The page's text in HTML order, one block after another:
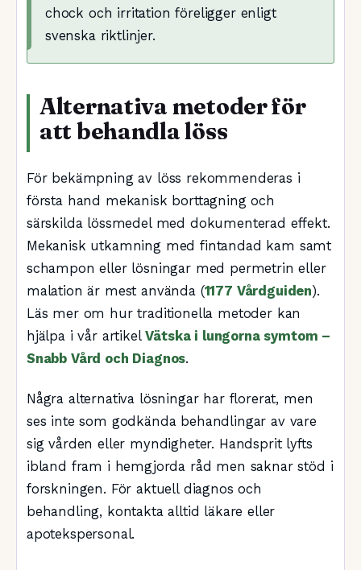
chock och irritation föreligger enligt
svenska riktlinjer.
Alternativa metoder för
att behandla löss
För bekämpning av löss rekommenderas i
första hand mekanisk borttagning och
särskilda lössmedel med dokumenterad effekt.
Mekanisk utkamning med fintandad kam samt
schampon eller lösningar med permetrin eller
malation är mest använda (1177 Vårdguiden).
Läs mer om hur traditionella metoder kan
hjälpa i vår artikelVätska i lungorna symtom –
Snabb Vård och Diagnos.
Några alternativa lösningar har florerat, men
ses inte som godkända behandlingar av vare
sig vården eller myndigheter. Handsprit lyfts
ibland fram i hemgjorda råd men saknar stöd i
forskningen. För aktuell diagnos och
behandling, kontakta alltid läkare eller
apotekspersonal.